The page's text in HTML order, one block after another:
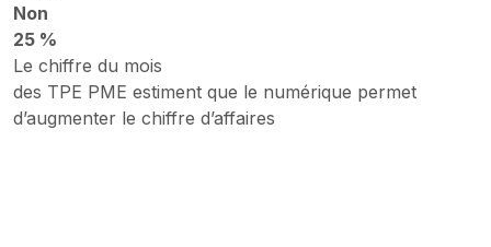
Non
25 %
Le chiffre du mois
des TPE PME estiment que le numérique permet
d’augmenter le chiffre d’affaires